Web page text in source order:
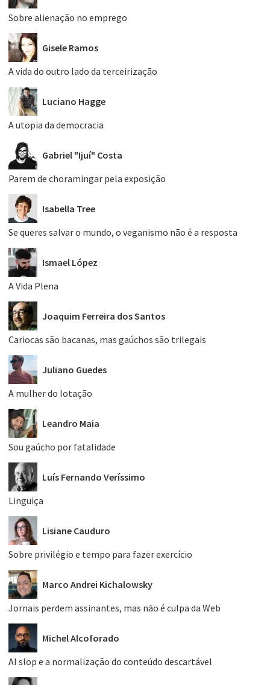
Sobre alienação no emprego
Gisele Ramos
A vida do outro lado da terceirização
Luciano Hagge
A utopia da democracia
Gabriel "Ijuí" Costa
Parem de choramingar pela exposição
Isabella Tree
Se queres salvar o mundo, o veganismo não é a resposta
Ismael López
A Vida Plena
Joaquim Ferreira dos Santos
Cariocas são bacanas, mas gaúchos são trilegais
Juliano Guedes
A mulher do lotação
Leandro Maia
Sou gaúcho por fatalidade
Luís Fernando Veríssimo
Linguiça
Lisiane Cauduro
Sobre privilégio e tempo para fazer exercício
Marco Andrei Kichalowsky
Jornais perdem assinantes, mas não é culpa da Web
Michel Alcoforado
AI slop e a normalização do conteúdo descartável